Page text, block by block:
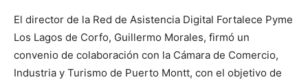
El director de la Red de Asistencia Digital Fortalece Pyme
Los Lagos de Corfo, Guillermo Morales, firmó un
convenio de colaboración con la Cámara de Comercio,
Industria y Turismo de Puerto Montt, con el objetivo de